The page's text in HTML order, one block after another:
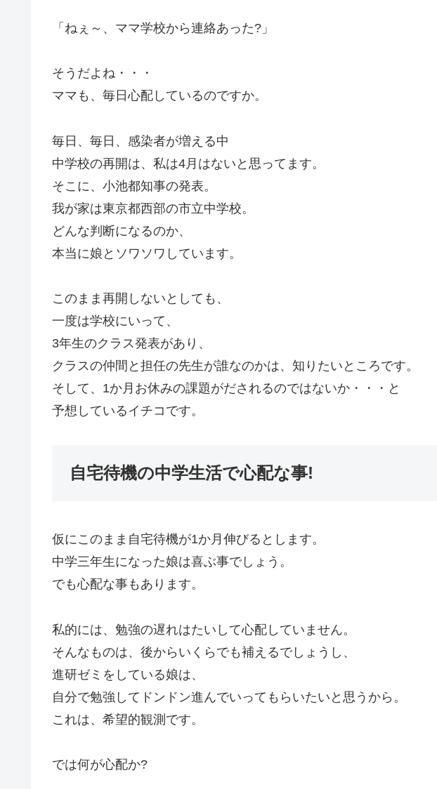
「ねぇ～、ママ学校から連絡あった?」
そうだよね・・・
ママも、毎日心配しているのですか。
毎日、毎日、感染者が増える中
中学校の再開は、私は4月はないと思ってます。
そこに、小池都知事の発表。
我が家は東京都西部の市立中学校。
どんな判断になるのか、
本当に娘とソワソワしています。
このまま再開しないとしても、
一度は学校にいって、
3年生のクラス発表があり、
クラスの仲間と担任の先生が誰なのかは、知りたいところです。
そして、1か月お休みの課題がだされるのではないか・・・と
予想しているイチコです。
自宅待機の中学生活で心配な事!
仮にこのまま自宅待機が1か月伸びるとします。
中学三年生になった娘は喜ぶ事でしょう。
でも心配な事もあります。
私的には、勉強の遅れはたいして心配していません。
そんなものは、後からいくらでも補えるでしょうし、
進研ゼミをしている娘は、
自分で勉強してドンドン進んでいってもらいたいと思うから。
これは、希望的観測です。
では何が心配か?